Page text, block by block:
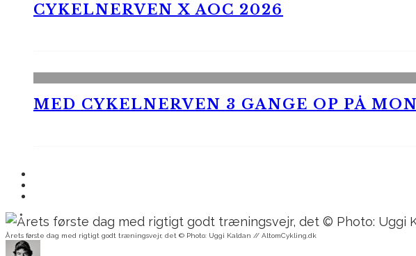
CYKELNERVEN X AOC 2026
MED CYKELNERVEN 3 GANGE OP PÅ
Årets første dag med rigtigt godt træningsvejr, det © Photo: Uggi Kaldan // AltomCykling.dk